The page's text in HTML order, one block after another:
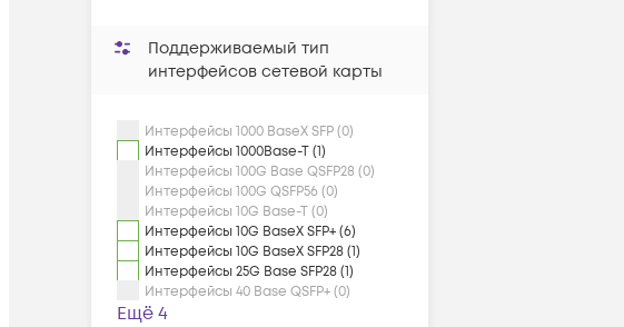
Поддерживаемый тип
интерфейсов сетевой карты
Интерфейсы 1000 BaseX SFP (0)
Интерфейсы 1000Base-T (1)
Интерфейсы 100G Base QSFP28 (0)
Интерфейсы 100G QSFP56 (0)
Интерфейсы 10G Base-T (0)
Интерфейсы 10G BaseX SFP+ (6)
Интерфейсы 10G BaseX SFP28 (1)
Интерфейсы 25G Base SFP28 (1)
Интерфейсы 40 Base QSFP+ (0)
Ещё 4